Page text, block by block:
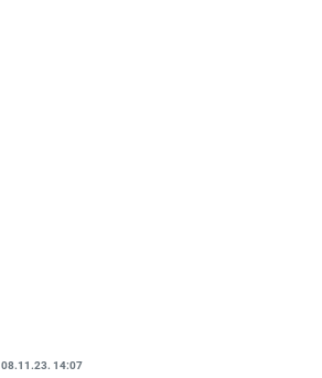
08.11.23. 14:07